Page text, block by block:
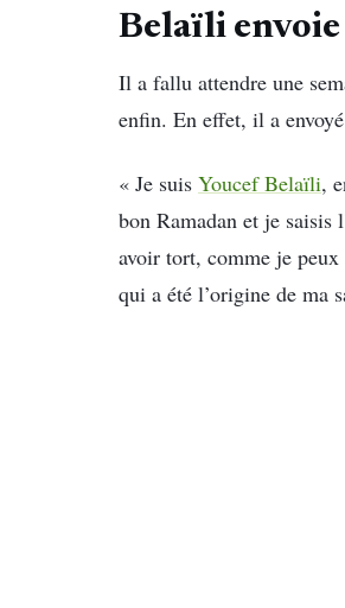
Belaïli envoie
Il a fallu attendre une
enfin. En effet, il a
« Je suis Youcef Belaïli,
bon Ramadan et je saisis
avoir tort, comme je peux
qui a été l’origine de ma